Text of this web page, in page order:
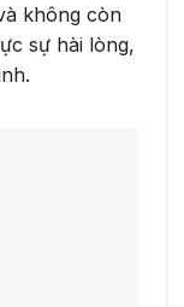
không còn
sự hài lòng,